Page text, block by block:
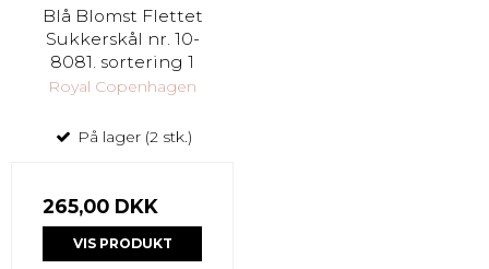
Blå Blomst Flettet
Sukkerskål nr. 10-
8081. sortering 1
Royal Copenhagen
På lager (2 stk.)
265,00 DKK
VIS PRODUKT